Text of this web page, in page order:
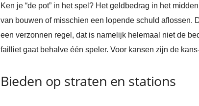
Ken je “de pot” in het spel? Het geldbedrag in het
van bouwen of misschien een lopende schuld aflossen.
een verzonnen regel, dat is namelijk helemaal niet de
failliet gaat behalve één speler. Voor kansen zijn de
Bieden op straten en stations